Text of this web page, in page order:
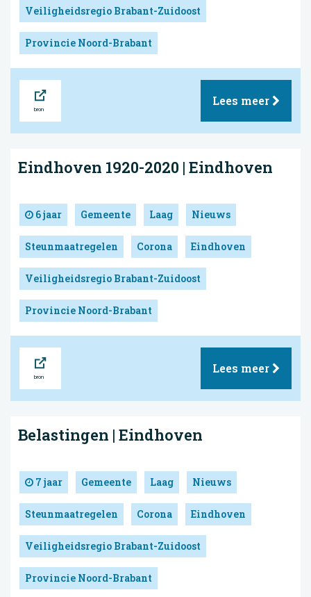
Veiligheidsregio Brabant-Zuidoost
Provincie Noord-Brabant
Lees meer
Eindhoven 1920-2020 | Eindhoven
6 jaar Gemeente Laag Nieuws
Steunmaatregelen Corona Eindhoven
Veiligheidsregio Brabant-Zuidoost
Provincie Noord-Brabant
Lees meer
Belastingen | Eindhoven
7 jaar Gemeente Laag Nieuws
Steunmaatregelen Corona Eindhoven
Veiligheidsregio Brabant-Zuidoost
Provincie Noord-Brabant